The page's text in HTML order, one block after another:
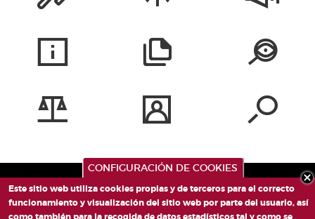
CONFIGURACIÓN DE COOKIES
Este sitio web utiliza cookies propias y de terceros para el correcto
funcionamiento y visualización del sitio web por parte del usuario, así